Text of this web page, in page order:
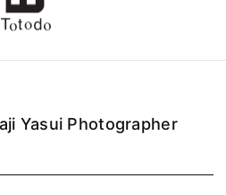
Yasui Photographer